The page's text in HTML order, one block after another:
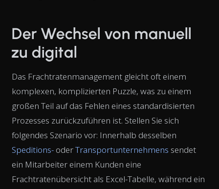
Der Wechsel von manuell
zu digital
Das Frachtratenmanagement gleicht oft einem
komplexen, komplizierten Puzzle, was zu einem
großen Teil auf das Fehlen eines standardisierten
Prozesses zurückzuführen ist. Stellen Sie sich
folgendes Szenario vor: Innerhalb desselben
Speditions- oderTransportunternehmens sendet
ein Mitarbeiter einem Kunden eine
Frachtratenübersicht als Excel-Tabelle, während ein